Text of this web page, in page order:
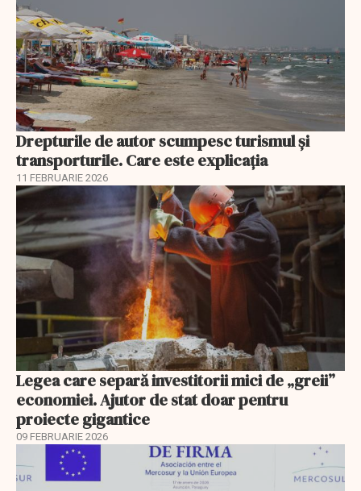
Drepturile de autor scumpesc turismul și
transporturile. Care este explicația
11 FEBRUARIE 2026
Legea care separă investitorii mici de „greii”
economiei. Ajutor de stat doar pentru
proiecte gigantice
09 FEBRUARIE 2026